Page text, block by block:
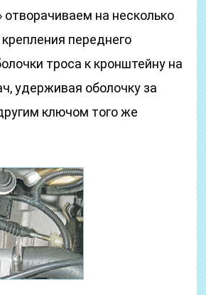
на несколько
переднего
троса к кронштейну на
удерживая оболочку за
ключом того же